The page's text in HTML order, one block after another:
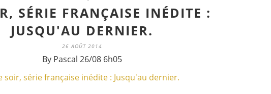
SÉRIE FRANÇAISE INÉDITE :
JUSQU'AU DERNIER.
26 AOÛT 2014
By Pascal 26/08 6h05